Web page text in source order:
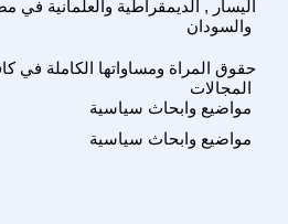
اليسار , الديمقراطية والعلمانية في
والسودان
حقوق المراة ومساواتها الكاملة في
المجالات
مواضيع وابحاث سياسية
مواضيع وابحاث سياسية